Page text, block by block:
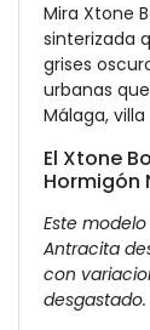
Mira Xtone
sinterizada
grises
urbanas
Málaga,
El Xtone
Hormigón
Este
Antracita
con
desgastado.